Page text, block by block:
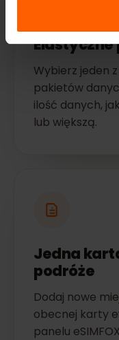
Elastyczne
Wybierz jeden
pakietów
ilość danych,
lub większą.
Jedna
podróże
Dodaj nowe
obecnej karty
panelu